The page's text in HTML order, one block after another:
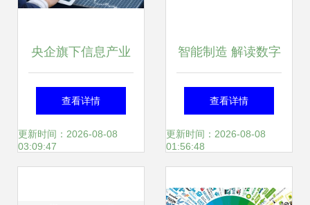
央企旗下信息产业
公司33.53%股权转
让，信息系统集成
查看详情
更新时间：2026-08-08
03:09:47
智能制造 解读数字
化转型智慧工厂建
设解决方案
查看详情
更新时间：2026-08-08
01:56:48